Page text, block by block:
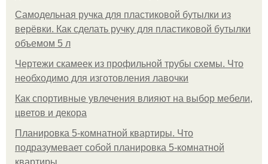
Самодельная ручка для пластиковой бутылки из
верёвки. Как сделать ручку для пластиковой бутылки
объемом 5 л
Чертежи скамеек из профильной трубы схемы. Что
необходимо для изготовления лавочки
Как спортивные увлечения влияют на выбор мебели,
цветов и декора
Планировка 5-комнатной квартиры. Что
подразумевает собой планировка 5-комнатной
квартиры